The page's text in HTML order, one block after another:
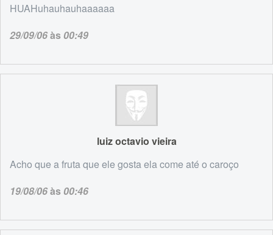
HUAHuhauhauhaaaaaa
29/09/06às00:49
luiz octavio vieira
Acho que a fruta que ele gosta ela come até o caroço
19/08/06às00:46